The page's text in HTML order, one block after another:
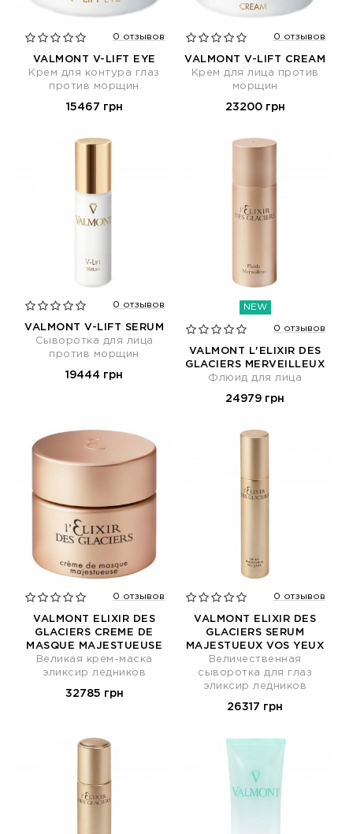
0 отзывов
VALMONT V-LIFT EYE
Крем для контура глаз
против морщин
15467 грн
0 отзывов
VALMONT V-LIFT CREAM
Крем для лица против
морщин
23200 грн
0 отзывов
VALMONT V-LIFT SERUM
Сыворотка для лица
против морщин
19444 грн
NEW
0 отзывов
VALMONT L'ELIXIR DES
GLACIERS MERVEILLEUX
Флюид для лица
24979 грн
0 отзывов
VALMONT ELIXIR DES
GLACIERS CREME DE
MASQUE MAJESTUEUSE
Великая крем-маска
эликсир ледников
32785 грн
0 отзывов
VALMONT ELIXIR DES
GLACIERS SERUM
MAJESTUEUX VOS YEUX
Величественная
сыворотка для глаз
эликсир ледников
26317 грн